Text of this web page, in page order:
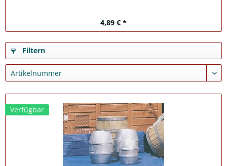
4,89 € *
Filtern
Verfügbar